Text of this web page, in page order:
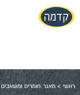
עבור
אל
ראשי >מאגר חומרים ומשאבים